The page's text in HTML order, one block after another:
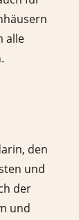
alle
den
und
der
und